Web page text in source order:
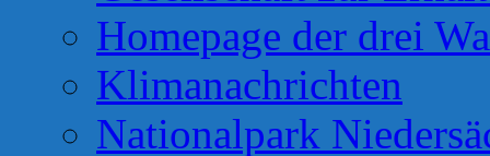
Homepage der drei
Klimanachrichten
Nationalpark